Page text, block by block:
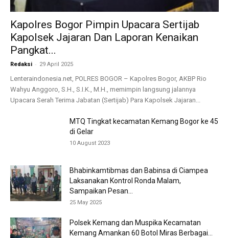
Kapolres Bogor Pimpin Upacara Sertijab
Kapolsek Jajaran Dan Laporan Kenaikan
Pangkat...
Redaksi - 29 April 2025
Lenteraindonesia.net, POLRES BOGOR – Kapolres Bogor, AKBP Rio
Wahyu Anggoro, S.H., S.I.K., M.H., memimpin langsung jalannya
Upacara Serah Terima Jabatan (Sertijab) Para Kapolsek Jajaran...
MTQ Tingkat kecamatan Kemang Bogor ke 45
di Gelar
10 August 2023
Bhabinkamtibmas dan Babinsa di Ciampea
Laksanakan Kontrol Ronda Malam,
Sampaikan Pesan...
25 May 2025
Polsek Kemang dan Muspika Kecamatan
Kemang Amankan 60 Botol Miras Berbagai...